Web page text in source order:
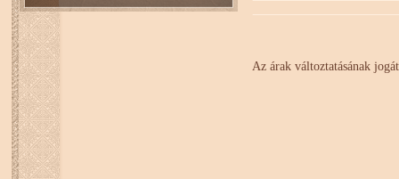
Az árak változtatásának